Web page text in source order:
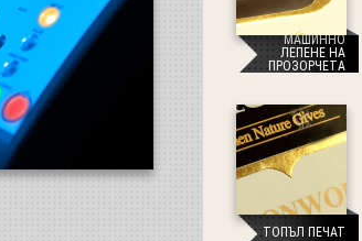
МАШИННО
ЛЕПЕНЕ НА
ПРОЗОРЧЕТА
ТОПЪЛ ПЕЧАТ